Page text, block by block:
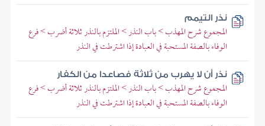
نذر التيمم
المجموع شرح المهذب > باب النذر > الملتزم بالنذر ثلاثة أضرب > فرع
الوفاء بالصفة المستحبة في العبادة إذا اشترطت في النذر
نذر أن لا يهرب من ثلاثة فصاعدا من الكفار
المجموع شرح المهذب > باب النذر > الملتزم بالنذر ثلاثة أضرب > فرع
الوفاء بالصفة المستحبة في العبادة إذا اشترطت في النذر